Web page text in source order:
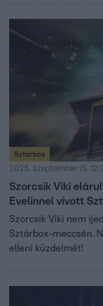
Sztárbox
2025. szeptember 15.
Szorcsik Viki
Evelinnel vívott
Szorcsik Viki nem
Sztárbox-meccsén.
elleni küzdelmét!